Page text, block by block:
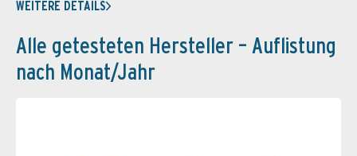
WEITERE DETAILS
Alle getesteten Hersteller – Auflistung
nach Monat/Jahr